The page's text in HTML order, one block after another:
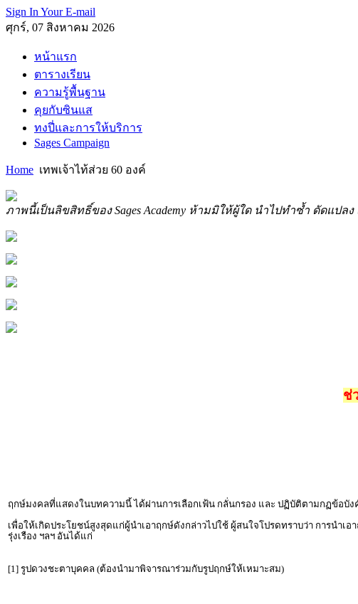
Sign In Your E-mail
ศุกร์, 07 สิงหาคม 2026
หน้าแรก
ตารางเรียน
ความรู้พื้นฐาน
คุยกับซินแส
ทงปี่และการให้บริการ
Sages Campaign
Home เทพเจ้าไท้ส่วย 60 องค์
ภาพนี้เป็นลิขสิทธิ์ของ Sages Academy ห้ามมิให้ผู้ใด นำไปทำซ้ำ ดัดแป
ช่
ฤกษ์มงคลที่แสดงในบทความนี้ ได้ผ่านการเลือกเฟ้น กลั่นกรอง และ ปฏิบัติตามกฏข้อบั
เพื่อให้เกิดประโยชน์สูงสุดแก่ผู้นำเอาฤกษ์ดังกล่าวไปใช้ ผู้สนใจโปรดทราบว่า การนำ
รุ่งเรือง ฯลฯ อันได้แก่
[1] รูปดวงชะตาบุคคล (ต้องนำมาพิจารณาร่วมกับรูปฤกษ์ให้เหมาะสม)